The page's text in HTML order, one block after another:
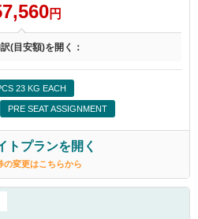
円
(目安額)を開く：
23 KG EACH
PRE SEAT ASSIGNMENT
トプランを開く
の変更はこちらから